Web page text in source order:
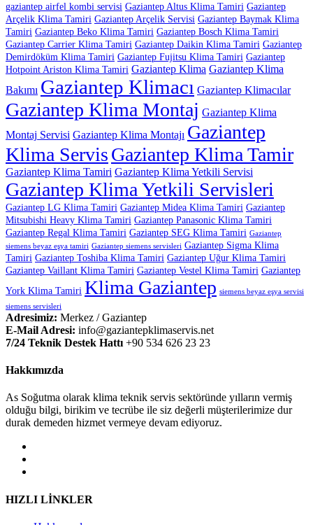
gaziantep airfel kombi servisi Gaziantep Altus Klima Tamiri Gaziantep
Arçelik Klima Tamiri Gaziantep Arçelik Servisi Gaziantep Baymak Klima
Tamiri Gaziantep Beko Klima Tamiri Gaziantep Bosch Klima Tamiri
Gaziantep Carrier Klima Tamiri Gaziantep Daikin Klima Tamiri Gaziantep
Demirdöküm Klima Tamiri Gaziantep Fujitsu Klima Tamiri Gaziantep
Hotpoint Ariston Klima Tamiri Gaziantep Klima Gaziantep Klima
Bakımı Gaziantep Klimacı Gaziantep Klimacılar
Gaziantep Klima Montaj Gaziantep Klima
Montaj Servisi Gaziantep Klima Montajı Gaziantep
Klima ServisGaziantep Klima Tamir
Gaziantep Klima Tamiri Gaziantep Klima Yetkili Servisi
Gaziantep Klima Yetkili Servisleri
Gaziantep LG Klima Tamiri Gaziantep Midea Klima Tamiri Gaziantep
Mitsubishi Heavy Klima Tamiri Gaziantep Panasonic Klima Tamiri
Gaziantep Regal Klima Tamiri Gaziantep SEG Klima Tamiri Gaziantep
siemens beyaz eşya tamiri Gaziantep siemens servisleri Gaziantep Sigma Klima
Tamiri Gaziantep Toshiba Klima Tamiri Gaziantep Uğur Klima Tamiri
Gaziantep Vaillant Klima Tamiri Gaziantep Vestel Klima Tamiri Gaziantep
York Klima Tamiri Klima Gaziantep siemens beyaz eşya servisi
siemens servisleri
Adresimiz: Merkez / Gaziantep
E-Mail Adresi: info@gaziantepklimaservis.net
7/24 Teknik Destek Hattı +90 534 626 23 23
Hakkımızda
As Soğutma olarak klima teknik servis sektöründe yılların vermiş
olduğu bilgi, birikim ve tecrübe ile siz değerli müşterilerimize dur
durak demeden hizmet vermeye devam ediyoruz.
HIZLI LİNKLER